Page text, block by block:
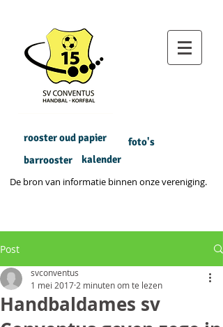
rooster oud papier
barrooster
foto's
kalender
De bron van informatie binnen onze vereniging.
Post
Handbaldames sv
svconventus
1 mei 2017 2 minuten om te lezen